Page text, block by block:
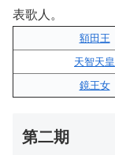
表歌人。
額田王
天智天皇
鏡王女
第二期